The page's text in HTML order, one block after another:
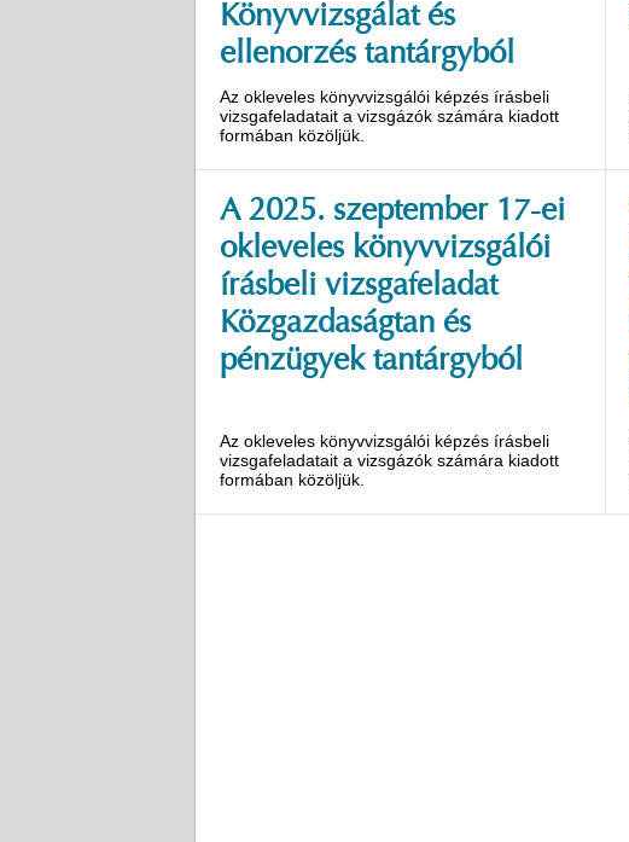
Könyvvizsgálat és
ellenorzés tantárgyból
Az okleveles könyvvizsgálói képzés írásbeli
vizsgafeladatait a vizsgázók számára kiadott
formában közöljük.
A 2025. szeptember 17-ei
okleveles könyvvizsgálói
írásbeli vizsgafeladat
Közgazdaságtan és
pénzügyek tantárgyból
Az okleveles könyvvizsgálói képzés írásbeli
vizsgafeladatait a vizsgázók számára kiadott
formában közöljük.